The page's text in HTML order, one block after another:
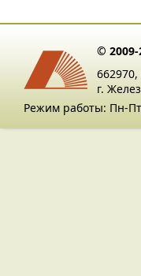
©
г.
Режим работы: Пн-